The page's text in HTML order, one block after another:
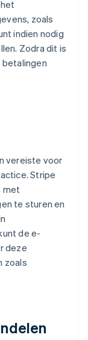
zoals
indien nodig
Zodra dit is
vereiste voor
Stripe
met
te sturen en
de e-
deze
zoals